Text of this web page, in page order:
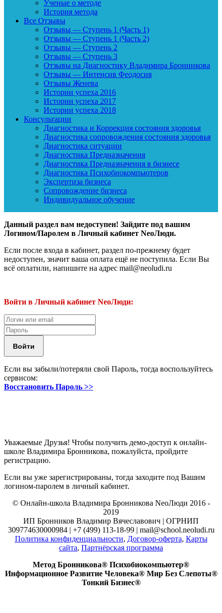
Ученые о методе
История метода
Все Отзывы
Отзывы — Ступень 1 (Часть 1)
Отзывы — Ступень 1 (Часть 2)
Отзывы — Ступень 2
Отзывы — Ступень 3
Отзывы на Диагностику Владимира Бронникова
Отзывы — Интенсив Феодосия
Отзывы Женева
Истории успеха 2016
Истории успеха 2017
Истории успеха 2018
Консультации
Диагностика и Коррекция состояния здоровья
Диагностика сопровождения состояния здоровья
Диагностика ситуации
Диагностика Предназначения
Диагностика Предназначения в бизнесе
Диагностика Психобиокомпьютеров
Экспертиза бизнеса
Сопровождение бизнеса
Индивидуальное обучение
Данный раздел вам недоступен! Зайдите под вашим
Логином/Паролем в Личный кабинет NeoЛюди.
Если после входа в кабинет, раздел по-прежнему будет
недоступен, значит ваша оплата ещё не поступила. Если Вы
всё оплатили, напишите на адрес mail@neoludi.ru
Войти в Личный кабинет NeoЛюди:
Если вы забыли/потеряли свой Пароль, тогда воспользуйтесь
сервисом:
Восстановить Пароль >>
Уважаемые Друзья! Чтобы получить демо-доступ к онлайн-
школе Владимира Бронникова, пожалуйста, пройдите
регистрацию.
Если вы уже зарегистрированы, тогда заходите под Вашим
логином-паролем в личный кабинет.
© Онлайн-школа Владимира Бронникова NeoЛюди 2016 -
2019
ИП Бронников Владимир Вячеславович | ОГРНИП
309774630000984 | +7 (499) 113-18-99 | mail@school.neoludi.ru
Политика конфиденциальности, Договор-оферта, Карты
сайта, Партнёрская программа
Метод Бронникова® Психобиокомпьютер®
Информационное Развитие Человека® Мир Без Слепоты®
Тонкий Бизнес®